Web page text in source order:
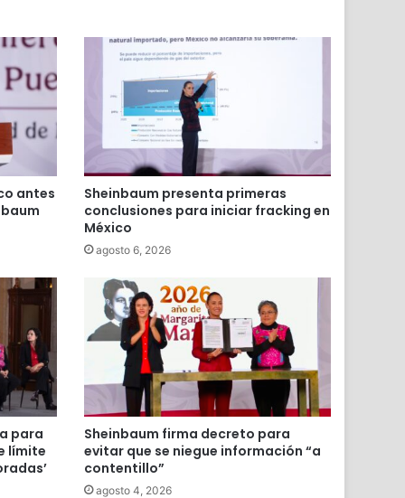
antes
Sheinbaum presenta primeras
conclusiones para iniciar fracking en
México
agosto 6, 2026
para
límite
Sheinbaum firma decreto para
evitar que se niegue información “a
contentillo”
agosto 4, 2026